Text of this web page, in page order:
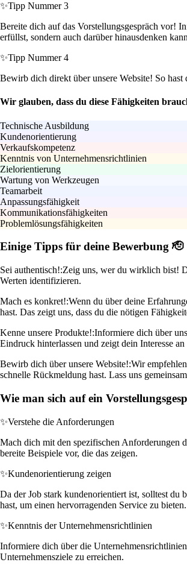
✨Tipp Nummer 3
Bereite dich auf das Vorstellungsgespräch vor!
erfüllst, sondern auch darüber hinausdenken
✨Tipp Nummer 4
Bewirb dich direkt über unsere Website! So
Wir glauben, dass du diese Fähigkeiten
Technische Ausbildung
Kundenorientierung
Verkaufskompetenz
Kenntnis von Unternehmensrichtlinien
Zielorientierung
Wartung von Werkzeugen
Teamarbeit
Anpassungsfähigkeit
Kommunikationsfähigkeiten
Problemlösungsfähigkeiten
Einige Tipps für deine Bewerbung 🫡
Sei authentisch!:Zeig uns, wer du wirklich bist!
Werten identifizieren.
Mach es konkret!:Wenn du über deine
hast. Das zeigt uns, dass du die nötigen
Kenne unsere Produkte!:Informiere dich über
Eindruck hinterlassen und zeigt dein Interesse
Bewirb dich über unsere Website!:Wir
schnelle Rückmeldung hast. Lass uns
Wie man sich auf ein
✨Verstehe die Anforderungen
Mach dich mit den spezifischen Anforderungen
bereite Beispiele vor, die das zeigen.
✨Kundenorientierung zeigen
Da der Job stark kundenorientiert ist, solltest du
hast, um einen hervorragenden Service zu bieten.
✨Kenntnis der Unternehmensrichtlinien
Informiere dich über die
Unternehmensziele zu erreichen.